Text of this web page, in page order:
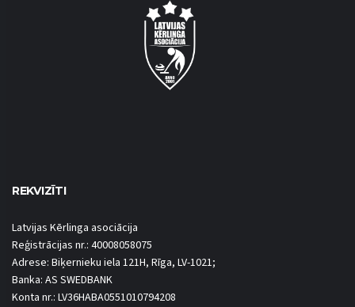
REKVIZĪTI
Latvijas Kērlinga asociācija
Reģistrācijas nr.: 40008058075
Adrese: Biķernieku iela 121H, Rīga, LV-1021;
Banka: AS SWEDBANK
Konta nr.: LV36HABA0551010794208